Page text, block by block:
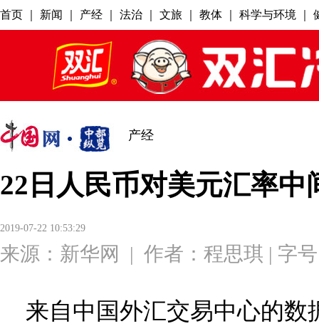
产经
22日人民币对美元汇率中
2019-07-22 10:53:29
来源： 新华网 | 作者：程思琪 | 字
来自中国外汇交易中心的数